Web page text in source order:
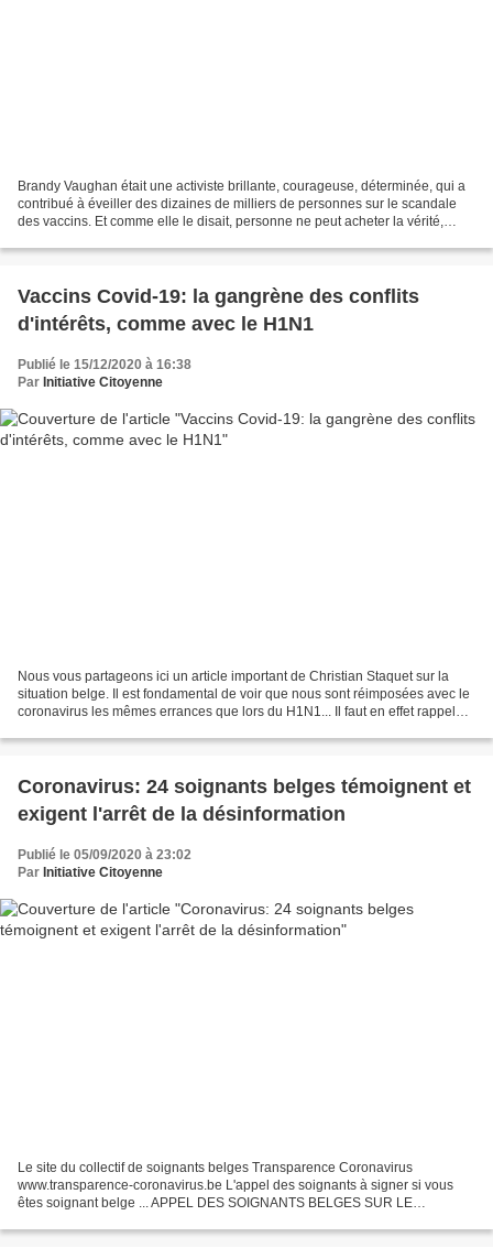
Brandy Vaughan était une activiste brillante, courageuse, déterminée, qui a
contribué à éveiller des dizaines de milliers de personnes sur le scandale
des vaccins. Et comme elle le disait, personne ne peut acheter la vérité,
Vaccins Covid-19: la gangrène des conflits
d'intérêts, comme avec le H1N1
Publié le 15/12/2020 à 16:38
Par Initiative Citoyenne
Nous vous partageons ici un article important de Christian Staquet sur la
situation belge. Il est fondamental de voir que nous sont réimposées avec le
coronavirus les mêmes errances que lors du H1N1... Il faut en effet rappeler,
Coronavirus: 24 soignants belges témoignent et
exigent l'arrêt de la désinformation
Publié le 05/09/2020 à 23:02
Par Initiative Citoyenne
Le site du collectif de soignants belges Transparence Coronavirus
www.transparence-coronavirus.be L'appel des soignants à signer si vous
êtes soignant belge ... APPEL DES SOIGNANTS BELGES SUR LE